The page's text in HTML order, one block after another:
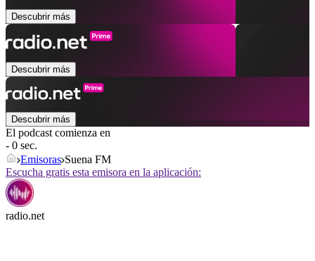
Descubrir más
Descubrir más
Descubrir más
El podcast comienza en
- 0 sec.
Emisoras Suena FM
Escucha gratis esta emisora en la aplicación:
radio.net